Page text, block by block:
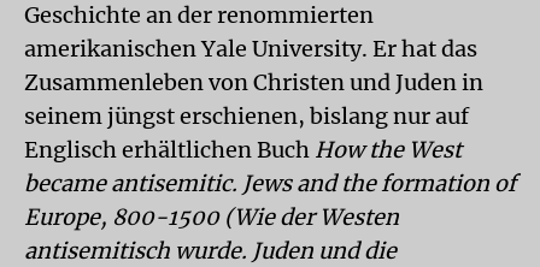
Geschichte an der renommierten
amerikanischen Yale University. Er hat das
Zusammenleben von Christen und Juden in
seinem jüngst erschienen, bislang nur auf
Englisch erhältlichen Buch How the West
became antisemitic. Jews and the formation of
Europe, 800-1500 (Wie der Westen
antisemitisch wurde. Juden und die